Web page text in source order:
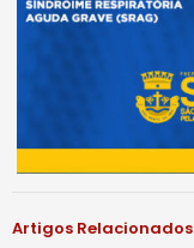
Artigos Relacionados